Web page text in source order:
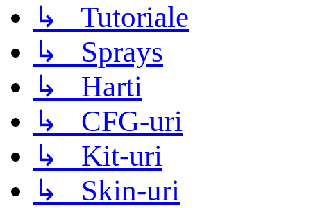
↳ Tutoriale
↳ Sprays
↳ Harti
↳ CFG-uri
↳ Kit-uri
↳ Skin-uri